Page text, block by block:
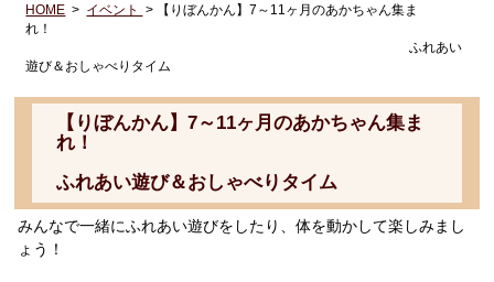
検
HOME > イベント
> 【りぼんかん】7～11ヶ月のあかちゃん集ま
れ！
ふれあい
遊び＆おしゃべりタイム
【りぼんかん】7～11ヶ月のあかちゃん集ま
れ！
ふれあい遊び＆おしゃべりタイム
みんなで一緒にふれあい遊びをしたり、体を動かして楽しみまし
ょう！